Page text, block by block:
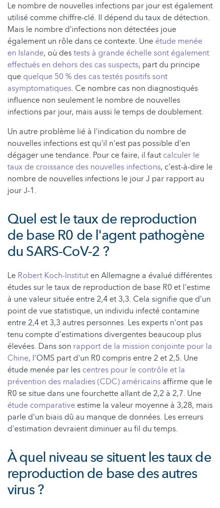
Le nombre de nouvelles infections par jour est également
utilisé comme chiffre-clé. Il dépend du taux de détection.
Mais le nombre d'infections non détectées joue
également un rôle dans ce contexte. Une étude menée
en Islande, où destests à grande échelle sont également
effectués en dehors des cas suspects, part du principe
que quelque 50 % des cas testés positifs sont
asymptomatiques. Ce nombre cas non diagnostiqués
influence non seulement le nombre de nouvelles
infections par jour, mais aussi le temps de doublement.
Un autre problème lié à l'indication du nombre de
nouvelles infections est qu'il n'est pas possible d'en
dégager une tendance. Pour ce faire, il faut calculer le
taux de croissance des nouvelles infections, c'est-à-dire le
nombre de nouvelles infections le jour J par rapport au
jour J-1.
Quel est le taux de reproduction
de base R0 de l'agent pathogène
du SARS-CoV-2 ?
Le Robert Koch-Institut en Allemagne a évalué différentes
études sur le taux de reproduction de base R0 et l'estime
à une valeur située entre 2,4 et 3,3. Cela signifie que d'un
point de vue statistique, un individu infecté contamine
entre 2,4 et 3,3 autres personnes. Les experts n'ont pas
tenu compte d'estimations divergentes beaucoup plus
élevées. Dans son rapport de la mission conjointe pour la
Chine, l'OMS part d'un R0 compris entre 2 et 2,5. Une
étude menée par les centres pour le contrôle et la
prévention des maladies (CDC) américains affirme que le
R0 se situe dans une fourchette allant de 2,2 à 2,7. Une
étude comparative estime la valeur moyenne à 3,28, mais
parle d'un biais dû au manque de données. Les erreurs
d'estimation devraient diminuer au fil du temps.
À quel niveau se situent les taux de
reproduction de base des autres
virus ?